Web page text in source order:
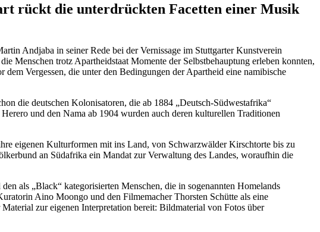
rückt die unterdrückten Facetten einer Musik
Andjaba in seiner Rede bei der Vernissage im Stuttgarter Kunstverein
Menschen trotz Apartheidstaat Momente der Selbstbehauptung erleben konnten,
Vergessen, die unter den Bedingungen der Apartheid eine namibische
die deutschen Kolonisatoren, die ab 1884 „Deutsch-Südwestafrika“
und den Nama ab 1904 wurden auch deren kulturellen Traditionen
eigenen Kulturformen mit ins Land, von Schwarzwälder Kirschtorte bis zu
an Südafrika ein Mandat zur Verwaltung des Landes, woraufhin die
als „Black“ kategorisierten Menschen, die in sogenannten Homelands
Aino Moongo und den Filmemacher Thorsten Schütte als eine
zur eigenen Interpretation bereit: Bildmaterial von Fotos über